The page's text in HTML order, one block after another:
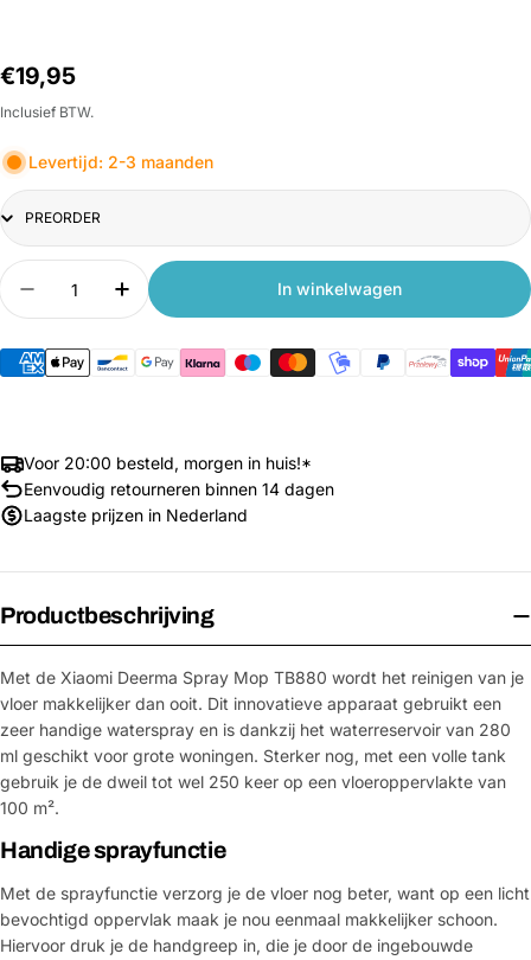
Normale
prijs
€19,95
Inclusief BTW.
Levertijd: 2-3 maanden
Title
Aantal
Aantal verlagen voor Xiaomi Deerma Dweil met
Aantal verhogen voor Xiaomi Deerma
In winkelwagen
Voor 20:00 besteld, morgen in huis!*
Eenvoudig retourneren binnen 14 dagen
Laagste prijzen in Nederland
Productbeschrijving
Met de Xiaomi Deerma Spray Mop TB880 wordt het reinigen van je
vloer makkelijker dan ooit. Dit innovatieve apparaat gebruikt een
zeer handige waterspray en is dankzij het waterreservoir van 280
ml geschikt voor grote woningen. Sterker nog, met een volle tank
gebruik je de dweil tot wel 250 keer op een vloeroppervlakte van
100 m².
Handige sprayfunctie
Met de sprayfunctie verzorg je de vloer nog beter, want op een licht
bevochtigd oppervlak maak je nou eenmaal makkelijker schoon.
Hiervoor druk je de handgreep in, die je door de ingebouwde